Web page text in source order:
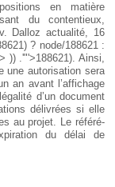
en matière
du contentieux,
Dalloz actualité, 16
? node/188621 :
)) .'"'>188621). Ainsi,
une autorisation sera
an avant l’affichage
d’un document
délivrées si elle
au projet. Le référé-
du délai de